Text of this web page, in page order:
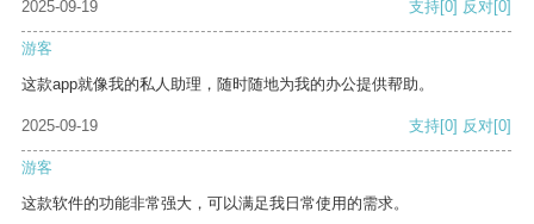
2025-09-19 支持[0] 反对[0]
游客
这款app就像我的私人助理，随时随地为我的办公提供帮助。
2025-09-19 支持[0] 反对[0]
游客
这款软件的功能非常强大，可以满足我日常使用的需求。